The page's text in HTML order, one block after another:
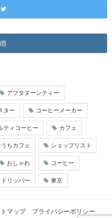
アフタヌーンティー
ター コーヒーメーカー
ティコーヒー カフェ
うちカフェ ショップリスト
おしゃれ コーヒー
ドリッパー 東京
マップ
プライバシーポリシー